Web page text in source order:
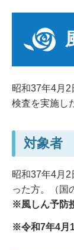
昭和37年4月
検査を実施し
対象者
昭和37年4月
った方。（国
※風しん予防
※令和7年4月